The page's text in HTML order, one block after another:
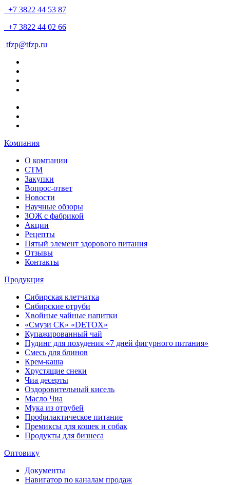
+7 3822 44 53 87
+7 3822 44 02 66
tfzp@tfzp.ru
Компания
О компании
СТМ
Закупки
Вопрос-ответ
Новости
Научные обзоры
ЗОЖ с фабрикой
Акции
Рецепты
Пятый элемент здорового питания
Отзывы
Контакты
Продукция
Сибирская клетчатка
Сибирские отруби
Хвойные чайные напитки
«Смузи СК» «DETOX»
Купажированный чай
Пудинг для похудения «7 дней фигурного питания»
Смесь для блинов
Крем-каша
Хрустящие снеки
Чиа десерты
Оздоровительный кисель
Масло Чиа
Мука из отрубей
Профилактическое питание
Премиксы для кошек и собак
Продукты для бизнеса
Оптовику
Документы
Навигатор по каналам продаж